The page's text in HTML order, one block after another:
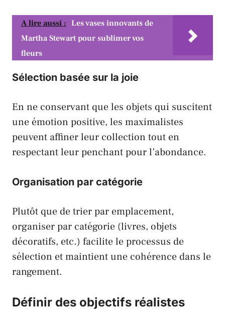
A lire aussi : Les vases innovants de
Martha Stewart pour sublimer vos
fleurs
Sélection basée sur la joie
En ne conservant que les objets qui suscitent
une émotion positive, les maximalistes
peuvent affiner leur collection tout en
respectant leur penchant pour l’abondance.
Organisation par catégorie
Plutôt que de trier par emplacement,
organiser par catégorie (livres, objets
décoratifs, etc.) facilite le processus de
sélection et maintient une cohérence dans le
rangement.
Définir des objectifs réalistes